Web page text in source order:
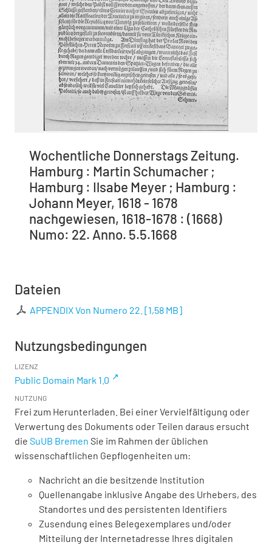
Wochentliche Donnerstags Zeitung.
Hamburg : Martin Schumacher ;
Hamburg : Ilsabe Meyer ; Hamburg :
Johann Meyer, 1618 - 1678
nachgewiesen, 1618-1678 : (1668)
Numo: 22. Anno. 5.5.1668
Dateien
APPENDIX Von Numero 22. [1,58 MB]
Nutzungsbedingungen
LIZENZ
Public Domain Mark 1.0
NUTZUNG
Frei zum Herunterladen. Bei einer Vervielfältigung oder
Verwertung des Dokuments oder Teilen daraus ersucht
die SuUB Bremen Sie im Rahmen der üblichen
wissenschaftlichen Gepflogenheiten um:
Nachricht an die besitzende Institution
Quellenangabe inklusive Angabe des Urhebers, des
Standortes und des persistenten Identifiers
Zusendung eines Belegexemplares und/oder
Mitteilung der Internetadresse Ihres digitalen